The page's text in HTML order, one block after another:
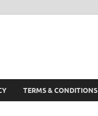
TERMS & CONDITIONS